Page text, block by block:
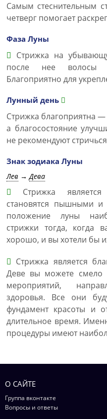
Самым стеснительным
четверг помогает
Фаза Луны
Стрижка на
после нее волосы
Благоприятно для
Лунный день
Стрижка благоприятна
а благосостояние
не рекомендуют
Знак зодиака Луны
Лев →Дева
Стрижка является
становятся пышными и
положение луны
стрижки тогда, когда
хорошо, и вы хотели бы
Стрижка является
Деве вы можете смело
мероприятий,
здоровья. Все они
фундамент красоты и
длительное время.
процедуры имеют
О САЙТЕ
Группа вконтакте
Вопросы и ответы